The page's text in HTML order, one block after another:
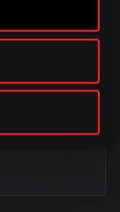
im